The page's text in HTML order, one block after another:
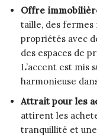
Offre
taille, des fermes
propriétés avec
des espaces de
L’accent est mis
harmonieuse
Attrait pour les
attirent les
tranquillité et